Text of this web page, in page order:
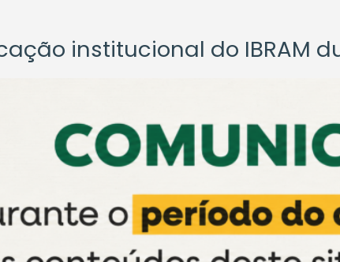
institucional do IBRAM